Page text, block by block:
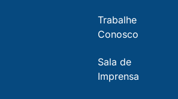
Trabalhe
Conosco
Sala de
Imprensa